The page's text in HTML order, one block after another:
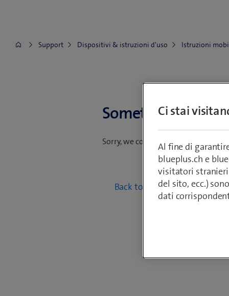
Support Dispositivi & istruzioni d'uso Istruzioni
Something went
Sorry, we could not find your
Back to mobile guides
Ci stai
Al fine di
blueplus.ch e
visitatori
del sito, ecc.)
dati